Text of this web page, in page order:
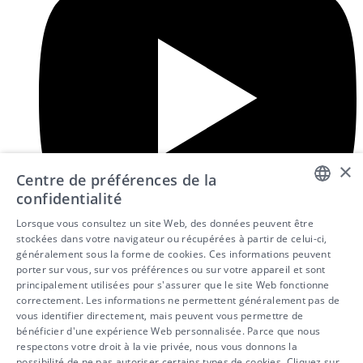
FRENCH
ENGLISH
×
Centre de préférences de la
confidentialité
Lorsque vous consultez un site Web, des données peuvent être
stockées dans votre navigateur ou récupérées à partir de celui-ci,
généralement sous la forme de cookies. Ces informations peuvent
porter sur vous, sur vos préférences ou sur votre appareil et sont
principalement utilisées pour s'assurer que le site Web fonctionne
correctement. Les informations ne permettent généralement pas de
vous identifier directement, mais peuvent vous permettre de
bénéficier d'une expérience Web personnalisée. Parce que nous
respectons votre droit à la vie privée, nous vous donnons la